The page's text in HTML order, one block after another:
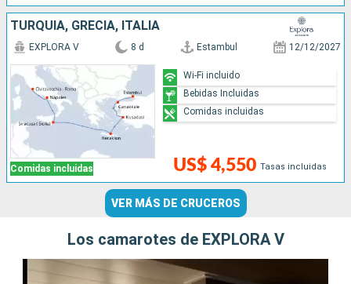
TURQUÍA, GRECIA, ITALIA
Comidas incluidas
EXPLORA V 8 d Estambul 12/12/2027
US$ 4,550 Tasas incluidas
Wi-Fi incluido
Bebidas Incluidas
Comidas incluidas
VER MÁS DE CRUCEROS
Los camarotes de EXPLORA V